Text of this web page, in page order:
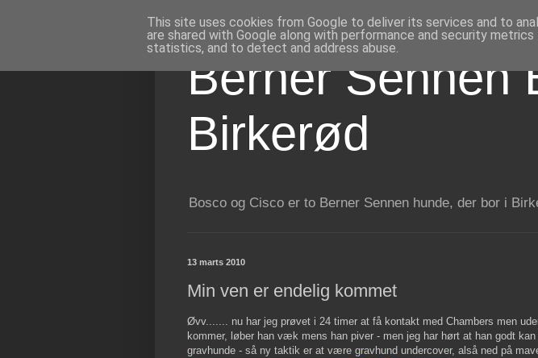
Berner Sennen
Birkerød
Bosco og Cisco er to Berner Sennen hunde, der bor i
13 marts 2010
Min ven er endelig kommet
Øvv....... nu har jeg prøvet i 24 timer at få kontakt med Chambers men
kommer, løber han væk mens han piver - men jeg har hørt at han godt
gravhunde - så ny taktik er at være gravhund undercover, alså ned på
This site uses cookies from Google to deliver its services and to
are shared with Google along with performance and security
statistics, and to detect and address abuse.